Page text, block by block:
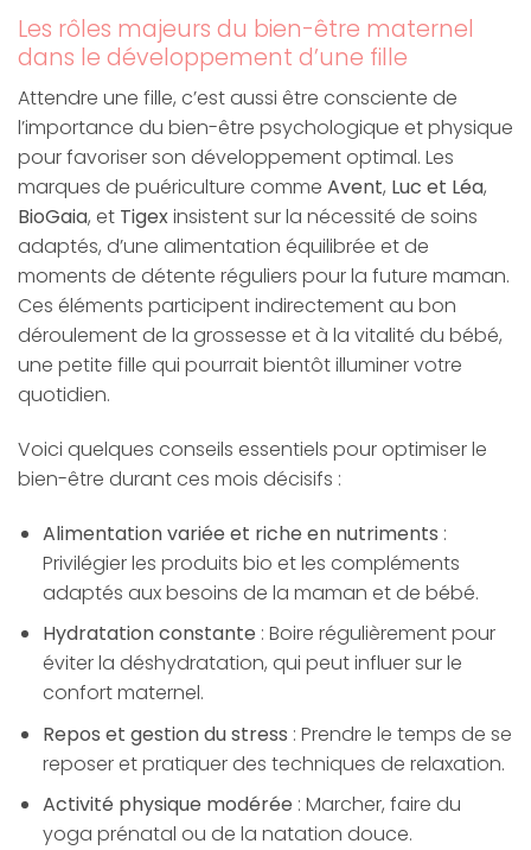
Les rôles majeurs du bien-être maternel
dans le développement d’une fille
Attendre une fille, c’est aussi être consciente de
l’importance du bien-être psychologique et physique
pour favoriser son développement optimal. Les
marques de puériculture comme Avent, Luc et Léa,
BioGaia, et Tigexinsistent sur la nécessité de soins
adaptés, d’une alimentation équilibrée et de
moments de détente réguliers pour la future maman.
Ces éléments participent indirectement au bon
déroulement de la grossesse et à la vitalité du bébé,
une petite fille qui pourrait bientôt illuminer votre
quotidien.
Voici quelques conseils essentiels pour optimiser le
bien-être durant ces mois décisifs :
Alimentation variée et riche en nutriments :
Privilégier les produits bio et les compléments
adaptés aux besoins de la maman et de bébé.
Hydratation constante : Boire régulièrement pour
éviter la déshydratation, qui peut influer sur le
confort maternel.
Repos et gestion du stress : Prendre le temps de se
reposer et pratiquer des techniques de relaxation.
Activité physique modérée : Marcher, faire du
yoga prénatal ou de la natation douce.